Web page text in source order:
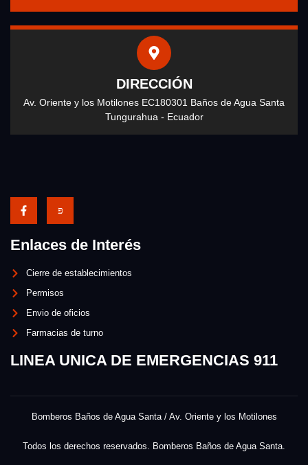
DIRECCIÓN
Av. Oriente y los Motilones EC180301 Baños de Agua Santa
Tungurahua - Ecuador
Enlaces de Interés
Cierre de establecimientos
Permisos
Envio de oficios
Farmacias de turno
LINEA UNICA DE EMERGENCIAS 911
Bomberos Baños de Agua Santa / Av. Oriente y los Motilones
Todos los derechos reservados. Bomberos Baños de Agua Santa.